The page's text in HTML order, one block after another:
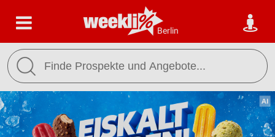
Berlin